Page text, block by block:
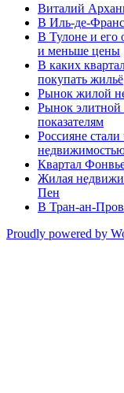
Виталий
В Иль-де-
В Тулоне и его
и меньше цены
В каких
покупать жильё
Рынок жилой
Рынок элитной
показателям
Россияне
Квартал
Жилая
Пен
В Тран-ан-
Proudly powered by